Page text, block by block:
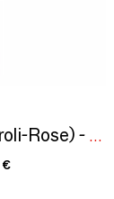
Luna Oro (Jasmin-Néroli-Rose) - Diffuseur de parfum en céramique - 700 ml
€